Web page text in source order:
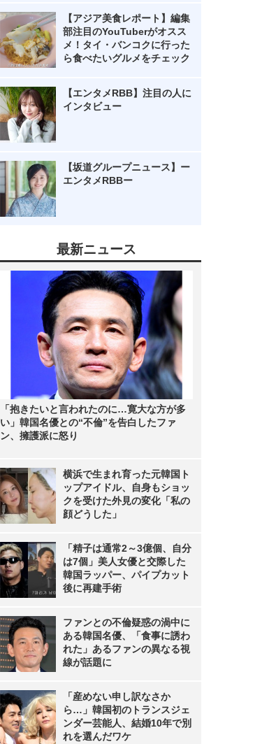
【アジア美食レポート】編集
部注目のYouTuberがオスス
メ！タイ・バンコクに行った
ら食べたいグルメをチェック
【エンタメRBB】注目の人に
インタビュー
【坂道グループニュース】ー
エンタメRBBー
最新ニュース
「抱きたいと言われたのに…寛大な方が多
い」韓国名優との“不倫”を告白したファ
ン、擁護派に怒り
横浜で生まれ育った元韓国ト
ップアイドル、自身もショッ
クを受けた外見の変化「私の
顔どうした」
「精子は通常2～3億個、自分
は7個」美人女優と交際した
韓国ラッパー、パイプカット
後に再建手術
ファンとの不倫疑惑の渦中に
ある韓国名優、「食事に誘わ
れた」あるファンの異なる視
線が話題に
「産めない申し訳なさか
ら…」韓国初のトランスジェ
ンダー芸能人、結婚10年で別
れを選んだワケ